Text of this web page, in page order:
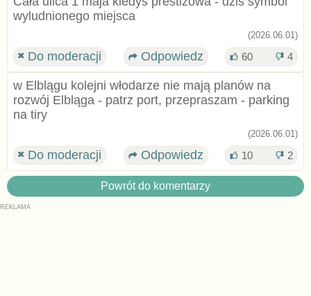
wyludnionego miejsca
(2026.06.01)
Do moderacji Odpowiedz 60 4
w Elblągu kolejni włodarze nie mają planów na
rozwój Elbląga - patrz port, przepraszam - parking
na tiry
(2026.06.01)
Do moderacji Odpowiedz 10 2
Powrót do komentarzy